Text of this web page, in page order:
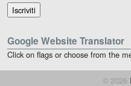
Google Website Translator
Click on flags or choose from the
© 2026